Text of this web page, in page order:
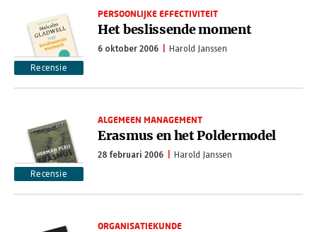
Recensie
PERSOONLIJKE EFFECTIVITEIT
Het beslissende moment
6 oktober 2006 Harold Janssen
Recensie
ALGEMEEN MANAGEMENT
Erasmus en het Poldermodel
28 februari 2006 Harold Janssen
ORGANISATIEKUNDE